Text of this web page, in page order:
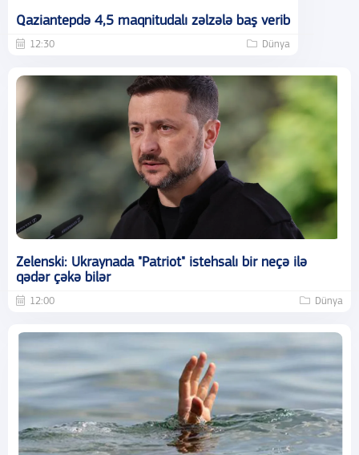
Qaziantepdə 4,5 maqnitudalı zəlzələ baş verib
12:30 Dünya
Zelenski: Ukraynada "Patriot" istehsalı bir neçə ilə
qədər çəkə bilər
12:00 Dünya